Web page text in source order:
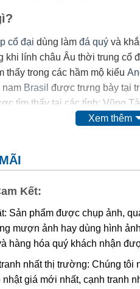
cổ đại dùng làm đá quý và
khi lính châu Âu thời trung cổ
thấy trong các hầm mộ kiểu
nam Brasil được trưng bày tại
tìm thấy tại các tỉnh: Vũng
là có mặt trong ametit và
màu của ametit là do có lẫn
nhôm sẽ tạo nên màu.
thành màu vàng , và
được gia nhiệt”. Thạch anh
chất lượng cao. Các
Xem thêm
Kết:
Sản phẩm được chụp ảnh,
mượn ảnh hay dùng hình
hàng hóa quý khách nhận
nhất thị trường: Chúng tôi
giá mới nhất, cạnh tranh